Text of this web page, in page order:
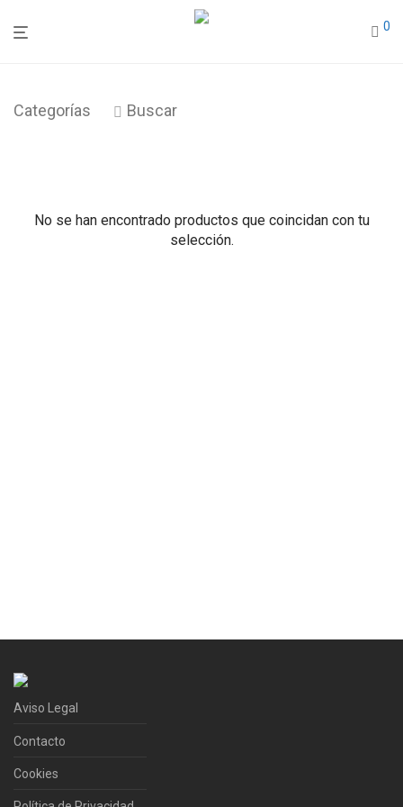
0
Categorías Buscar
No se han encontrado productos que coincidan con tu
selección.
Aviso Legal
Contacto
Cookies